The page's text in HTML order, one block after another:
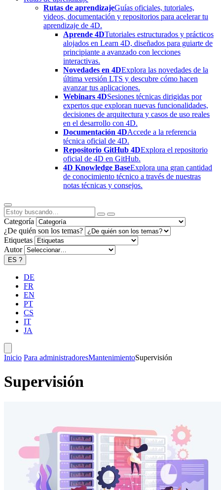
Rutas de aprendizajeGuías oficiales, tutoriales,
videos, documentación y repositorios para acelerar tu
aprendizaje de 4D.
Aprende 4DTutoriales estructurados y prácticos
alojados en Learn 4D, diseñados para guiarte de
principiante a avanzado con lecciones
interactivas.
Novedades en 4DExplora las novedades de la
última versión LTS y descubre cómo hacen
avanzar tus aplicaciones.
Webinars 4DSesiones técnicas dirigidas por
expertos que exploran nuevas funcionalidades,
decisiones de arquitectura y casos de uso reales
en el desarrollo con 4D.
Documentación 4DAccede a la referencia
técnica oficial de 4D.
Repositorio GitHub 4DExplora el repositorio
oficial de 4D en GitHub.
4D Knowledge BaseExplora una gran cantidad
de conocimiento técnico a través de nuestras
notas técnicas y consejos.
Categoría
¿De quién son los temas?
Etiquetas
Autor
ES ?
DE
FR
EN
PT
CS
IT
JA
Inicio Para administradoresMantenimientoSupervisión
Supervisión